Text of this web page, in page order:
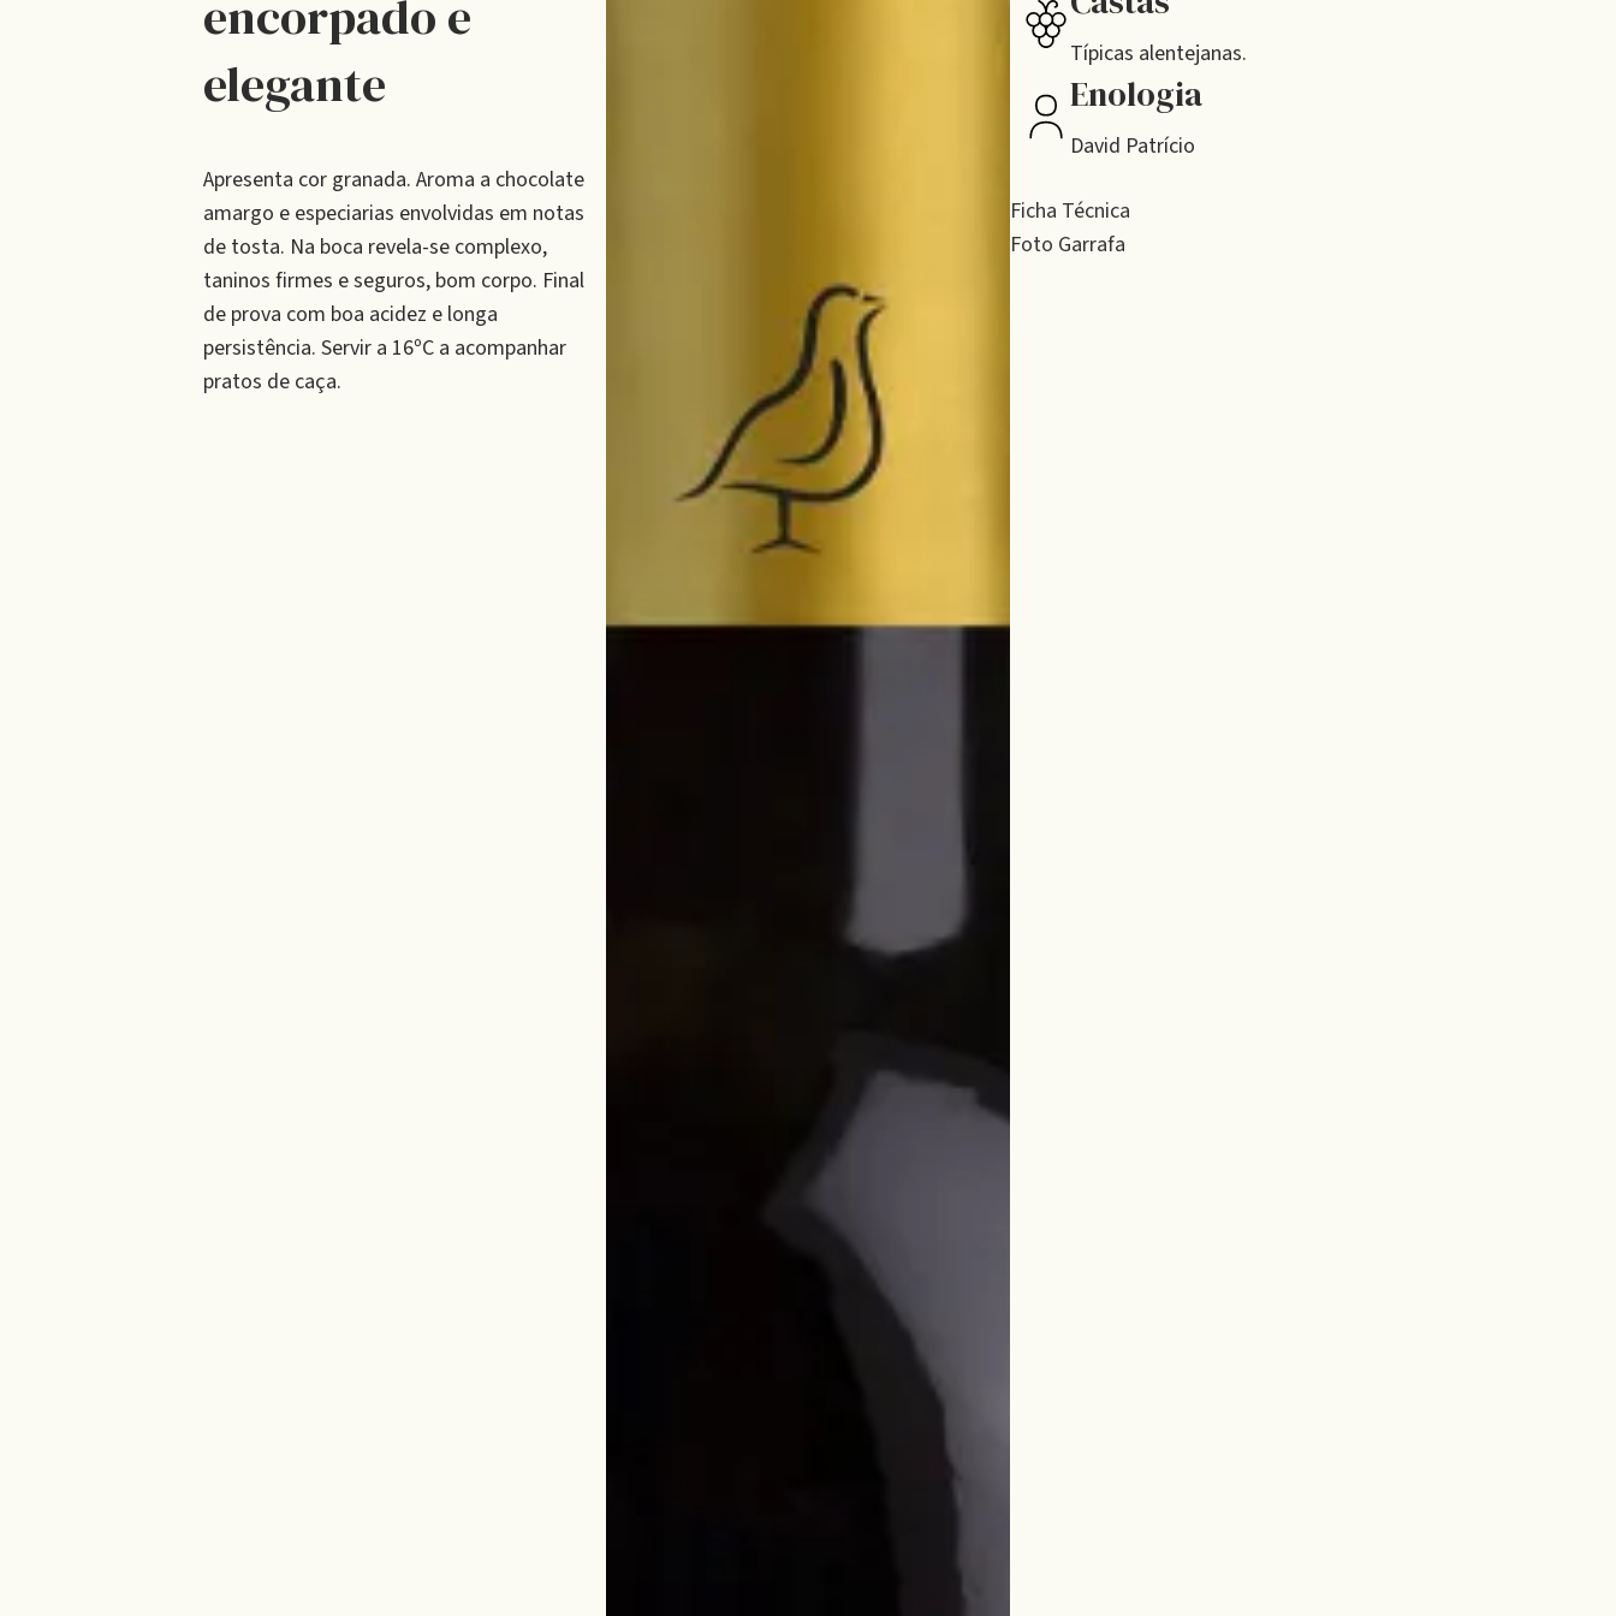
encorpado e
elegante
Apresenta cor granada. Aroma a chocolate
amargo e especiarias envolvidas em notas
de tosta. Na boca revela-se complexo,
taninos firmes e seguros, bom corpo. Final
de prova com boa acidez e longa
persistência. Servir a 16ºC a acompanhar
pratos de caça.
Típicas alentejanas.
Enologia
David Patrício
Ficha Técnica
Foto Garrafa